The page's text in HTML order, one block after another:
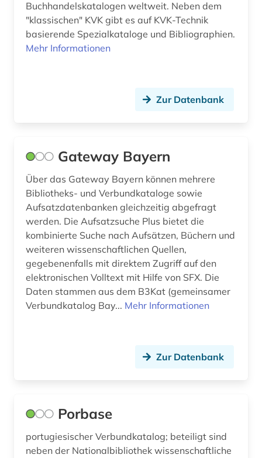
Buchhandelskatalogen weltweit. Neben dem
"klassischen" KVK gibt es auf KVK-Technik
basierende Spezialkataloge und Bibliographien.
Mehr Informationen
Zur Datenbank
Gateway Bayern
Über das Gateway Bayern können mehrere
Bibliotheks- und Verbundkataloge sowie
Aufsatzdatenbanken gleichzeitig abgefragt
werden. Die Aufsatzsuche Plus bietet die
kombinierte Suche nach Aufsätzen, Büchern und
weiteren wissenschaftlichen Quellen,
gegebenenfalls mit direktem Zugriff auf den
elektronischen Volltext mit Hilfe von SFX. Die
Daten stammen aus dem B3Kat (gemeinsamer
Verbundkatalog Bay... Mehr Informationen
Zur Datenbank
Porbase
portugiesischer Verbundkatalog; beteiligt sind
neben der Nationalbibliothek wissenschaftliche